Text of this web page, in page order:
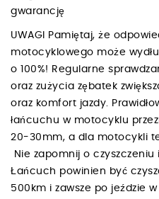
gwarancję
UWAGI Pamiętaj, że
motocyklowego może
o 100%! Regularne
oraz zużycia zębatek
oraz komfort jazdy.
łańcuchu w motocyklu
20-30mm, a dla motocykli
Nie zapomnij o
Łańcuch powinien być
500km i zawsze po jeździe